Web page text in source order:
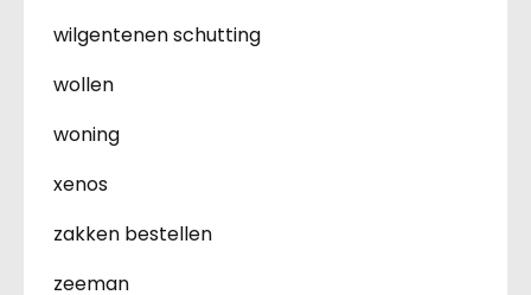
wilgentenen schutting
wollen
woning
xenos
zakken bestellen
zeeman